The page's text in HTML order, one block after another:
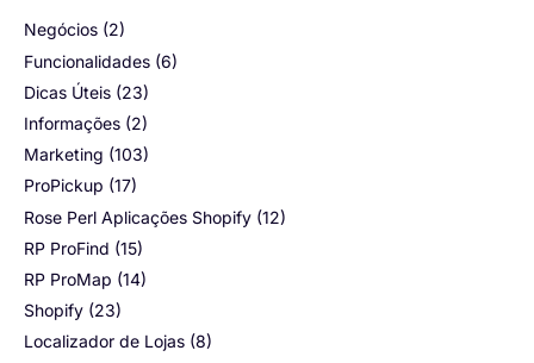
Negócios (2)
Funcionalidades (6)
Dicas Úteis (23)
Informações (2)
Marketing (103)
ProPickup (17)
Rose Perl Aplicações Shopify (12)
RP ProFind (15)
RP ProMap (14)
Shopify (23)
Localizador de Lojas (8)